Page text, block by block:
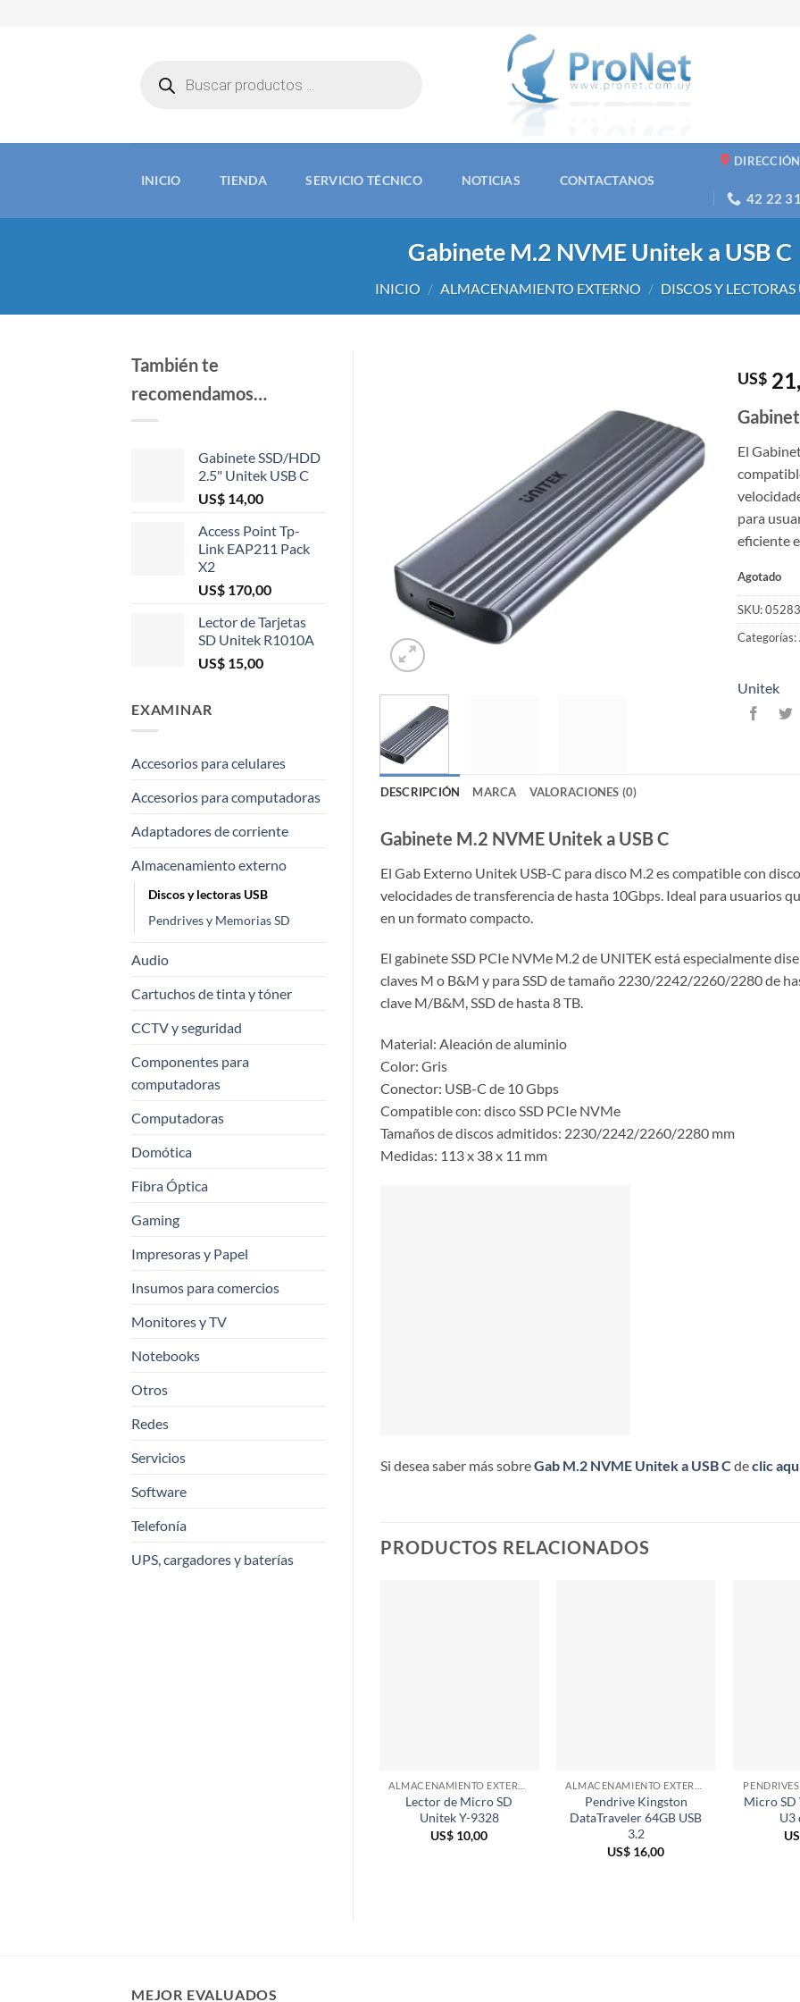
productos
INICIO TIENDA SERVICIO TÉCNICO NOTICIAS CONTACTANOS
DIRECCIÓN
42 22
Gabinete M.2 NVME Unitek a USB C
INICIO / ALMACENAMIENTO EXTERNO / DISCOS Y LECTORAS
También te
recomendamos…
Gabinete SSD/HDD
2.5" Unitek USB C
US$ 14,00
Access Point Tp-
Link EAP211 Pack
X2
US$ 170,00
Lector de Tarjetas
SD Unitek R1010A
US$ 15,00
EXAMINAR
Accesorios para celulares
Accesorios para computadoras
Adaptadores de corriente
Almacenamiento externo
Discos y lectoras USB
Pendrives y Memorias SD
Audio
Cartuchos de tinta y tóner
CCTV y seguridad
Componentes para
computadoras
Computadoras
Domótica
Fibra Óptica
Gaming
Impresoras y Papel
Insumos para comercios
Monitores y TV
Notebooks
Otros
Redes
Servicios
Software
Telefonía
UPS, cargadores y baterías
US$
El
para
eficiente
Agotado
SKU:
Categorías:
Unitek
DESCRIPCIÓN MARCA VALORACIONES (0)
Gabinete M.2 NVME Unitek a USB C
El Gab Externo Unitek USB-C para disco M.2 es compatible con
velocidades de transferencia de hasta 10Gbps. Ideal para usuarios
en un formato compacto.
El gabinete SSD PCIe NVMe M.2 de UNITEK está especialmente
claves M o B&M y para SSD de tamaño 2230/2242/2260/2280 de
clave M/B&M, SSD de hasta 8 TB.
Material: Aleación de aluminio
Color: Gris
Conector: USB-C de 10 Gbps
Compatible con: disco SSD PCIe NVMe
Tamaños de discos admitidos: 2230/2242/2260/2280 mm
Medidas: 113 x 38 x 11 mm
Si desea saber más sobreGab M.2 NVME Unitek a USB C declic
PRODUCTOS RELACIONADOS
Lector de Micro SD
Unitek Y-9328
US$ 10,00
Pendrive Kingston
DataTraveler 64GB USB
3.2
US$ 16,00
Micro SD
U3
MEJOR EVALUADOS